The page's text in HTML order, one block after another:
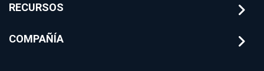
RECURSOS
COMPAÑÍA